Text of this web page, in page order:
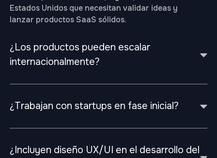
Estados Unidos que necesitan validar ideas y
lanzar productos SaaS sólidos.
¿Los productos pueden escalar
internacionalmente?
¿Trabajan con startups en fase inicial?
¿Incluyen diseño UX/UI en el desarrollo del